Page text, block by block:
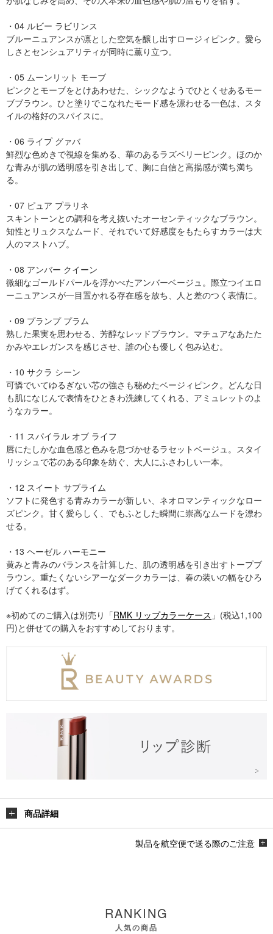
・04 ルビー ラビリンス
ブルーニュアンスが凛とした空気を醸し出すロージィピンク。愛ら
しさとセンシュアリティが同時に薫り立つ。
・05 ムーンリット モーブ
ピンクとモーブをとけあわせた、シックなようでひとくせあるモー
ブブラウン。ひと塗りでこなれたモード感を漂わせる一色は、スタ
イルの格好のスパイスに。
・06 ライプ グァバ
鮮烈な色めきで視線を集める、華のあるラズベリーピンク。ほのか
な青みが肌の透明感を引き出して、胸に自信と高揚感が満ち満ち
る。
・07 ピュア プラリネ
スキントーンとの調和を考え抜いたオーセンティックなブラウン。
知性とリュクスなムード、それでいて好感度をもたらすカラーは大
人のマストハブ。
・08 アンバー クイーン
微細なゴールドパールを浮かべたアンバーベージュ。際立つイエロ
ーニュアンスが一目置かれる存在感を放ち、人と差のつく表情に。
・09 プランプ プラム
熟した果実を思わせる、芳醇なレッドブラウン。マチュアなあたた
かみやエレガンスを感じさせ、誰の心も優しく包み込む。
・10 サクラ シーン
可憐でいてゆるぎない芯の強さも秘めたベージィピンク。どんな日
も肌になじんで表情をひときわ洗練してくれる、アミュレットのよ
うなカラー。
・11 スパイラル オブ ライフ
唇にたしかな血色感と色みを息づかせるラセットベージュ。スタイ
リッシュで芯のある印象を紡ぐ、大人にふさわしい一本。
・12 スイート サブライム
ソフトに発色する青みカラーが新しい、ネオロマンティックなロー
ズピンク。甘く愛らしく、でもふとした瞬間に崇高なムードを漂わ
せる。
・13 ヘーゼル ハーモニー
黄みと青みのバランスを計算した、肌の透明感を引き出すトープブ
ラウン。重たくないシアーなダークカラーは、春の装いの幅をひろ
げてくれるはず。
※初めてのご購入は別売り「RMK リップカラーケース 」(税込1,100
円)と併せての購入をおすすめしております。
商品詳細
製品を航空便で送る際のご注意
RANKING
人気の商品